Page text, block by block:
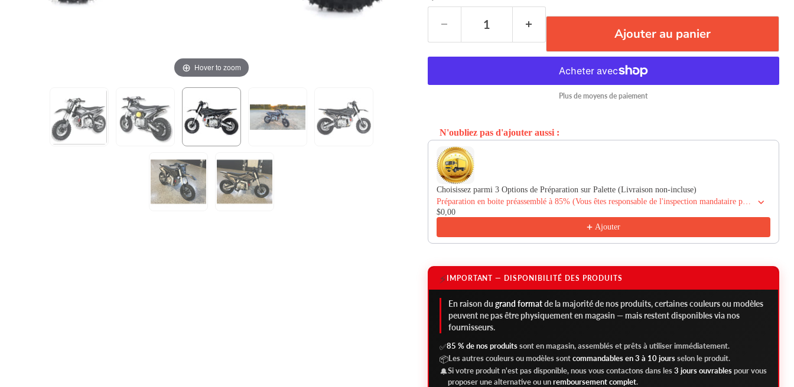
Hover to zoom
Ajouter au panier
Plus de moyens de paiement
N'oubliez pas d'ajouter aussi :
Use the Previous and Next buttons to navigate through product recommendations,
Choisissez parmi 3 Options de Préparation sur Palette (Livraison non-incluse)
Préparation en boite préassemblé à 85% (Vous êtes responsable de l'inspection mandataire par un mécanicien certifié)
$0,00
Ajouter
⚡ IMPORTANT — DISPONIBILITÉ DES PRODUITS
En raison du grand formatde la majorité de nos produits, certaines couleurs ou modèles
peuvent ne pas être physiquement en magasin — mais restent disponibles via nos
fournisseurs.
✅85 % de nos produitssont en magasin, assemblés et prêts à utiliser immédiatement.
📦Les autres couleurs ou modèles sontcommandables en 3 à 10 joursselon le produit.
🔔Si votre produit n'est pas disponible, nous vous contactons dans les3 jours ouvrablespour vous
proposer une alternative ou unremboursement complet.